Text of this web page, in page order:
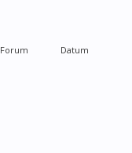
Forum Datum